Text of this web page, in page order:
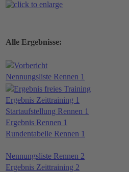
Alle Ergebnisse:
Vorbericht
Nennungsliste Rennen 1
Ergebnis freies Training
Ergebnis Zeittraining 1
Startaufstellung Rennen 1
Ergebnis Rennen 1
Rundentabelle Rennen 1
Nennungsliste Rennen 2
Ergebnis Zeittraining 2